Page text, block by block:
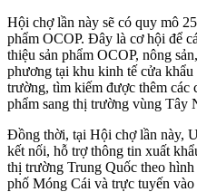
Hội chợ lần này sẽ có quy mô
phẩm OCOP. Đây là cơ hội để
thiệu sản phẩm OCOP, nông
phương tại khu kinh tế cửa
trường, tìm kiếm được thêm các
phẩm sang thị trường vùng Tây
Đồng thời, tại Hội chợ lần này,
kết nối, hỗ trợ thông tin xuất
thị trường Trung Quốc theo
phố Móng Cái và trực tuyến